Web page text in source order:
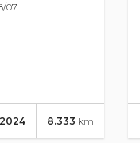
07...
8.333 km
2024